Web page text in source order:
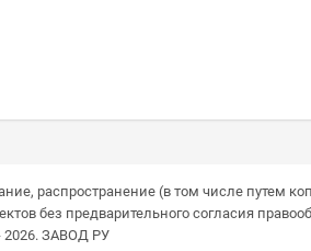
распространение (в том числе путем
без предварительного согласия
2026. ЗАВОД РУ